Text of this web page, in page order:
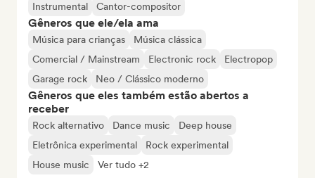
Instrumental
Cantor-compositor
Gêneros que ele/ela ama
Música para crianças
Música clássica
Comercial / Mainstream
Electronic rock
Electropop
Garage rock
Neo / Clássico moderno
Gêneros que eles também estão abertos a
receber
Rock alternativo Dance music
Deep house
Eletrônica experimental
Rock experimental
House music
Ver tudo +2